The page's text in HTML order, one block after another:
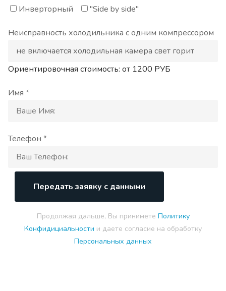
Инверторный
"Side by side"
Неисправность холодильника с одним компрессором
Ориентировочная стоимость: от 1200 РУБ
Имя *
Телефон *
Передать заявку с данными
Продолжая дальше, Вы принимете Политику
Конфидициальности и даете согласие на обработку
Персональных данных